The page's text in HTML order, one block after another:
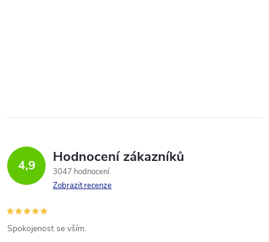
4,9 Hodnocení zákazníků
3047 hodnocení
Zobrazit recenze
Spokojenost se vším.